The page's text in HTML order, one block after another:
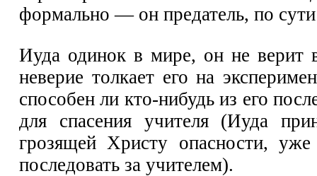
формально — он предатель, по
Иуда одинок в мире, он не верит
неверие толкает его на
способен ли кто-нибудь из его
для спасения учителя (Иуда
грозящей Христу опасности,
последовать за учителем).